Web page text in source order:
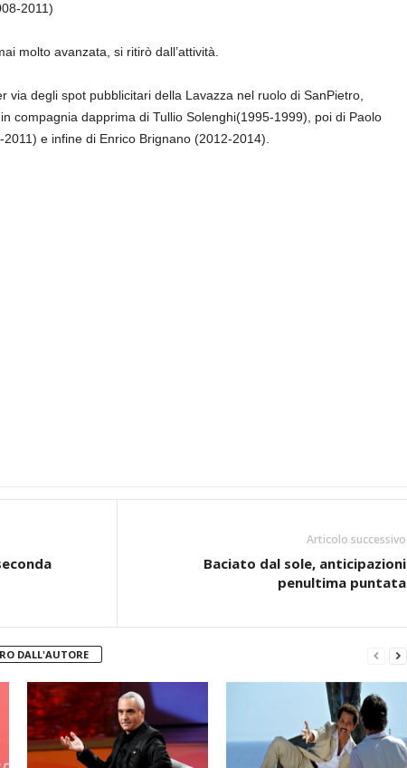
2011)
molto avanzata, si ritirò dall’attività.
via degli spot pubblicitari della Lavazza nel ruolo di SanPietro,
compagnia dapprima di Tullio Solenghi(1995-1999), poi di Paolo
e infine di Enrico Brignano (2012-2014).
Articolo successivo
Baciato dal sole, anticipazioni
penultima puntata
DALL'AUTORE